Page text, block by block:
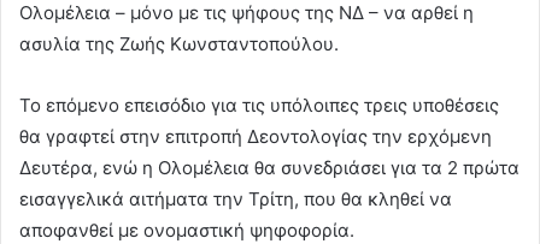
Ολομέλεια – μόνο με τις ψήφους της ΝΔ – να αρθεί η
ασυλία της Ζωής Κωνσταντοπούλου.
Το επόμενο επεισόδιο για τις υπόλοιπες τρεις υποθέσεις
θα γραφτεί στην επιτροπή Δεοντολογίας την ερχόμενη
Δευτέρα, ενώ η Ολομέλεια θα συνεδριάσει για τα 2 πρώτα
εισαγγελικά αιτήματα την Τρίτη, που θα κληθεί να
αποφανθεί με ονομαστική ψηφοφορία.